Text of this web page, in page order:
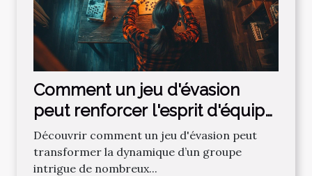
Comment un jeu d'évasion
peut renforcer l'esprit d'équipe
?
Découvrir comment un jeu d'évasion peut
transformer la dynamique d’un groupe
intrigue de nombreux...